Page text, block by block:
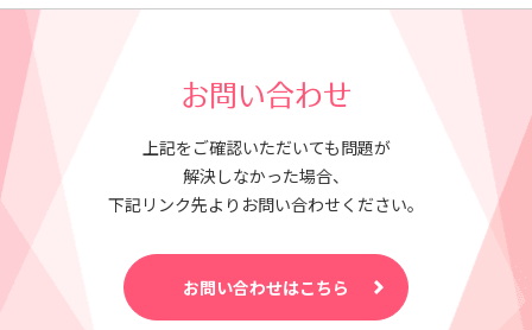
お問い合わせ
上記をご確認いただいても問題が
解決しなかった場合、
下記リンク先よりお問い合わせください。
お問い合わせはこちら